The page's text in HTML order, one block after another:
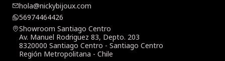
hola@nickybijoux.com
56974464426
Showroom Santiago Centro
Av. Manuel Rodriguez 83, Depto. 203
8320000 Santiago Centro - Santiago Centro
Región Metropolitana - Chile